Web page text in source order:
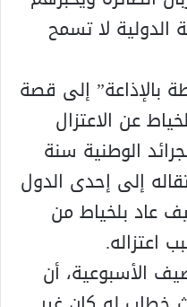
الدولية لا تسمح
بالإذاعة” إلى قصة
عن الاعتزال
الوطنية سنة
إلى إحدى الدول
عاد بلخياط من
اعتزاله.
الأسبوعية، أن